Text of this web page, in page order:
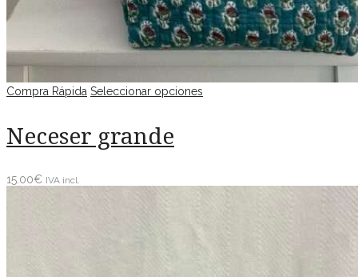
Compra Rápida Seleccionar opciones
Neceser grande
15.00€ IVA incl.